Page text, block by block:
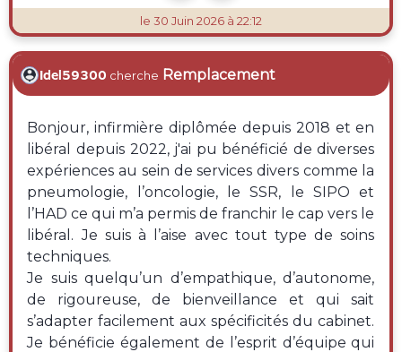
le 30 Juin 2026 à 22:12
Idel59300 cherche Remplacement
Bonjour, infirmière diplômée depuis 2018 et en
libéral depuis 2022, j'ai pu bénéficié de diverses
expériences au sein de services divers comme la
pneumologie, l’oncologie, le SSR, le SIPO et
l’HAD ce qui m’a permis de franchir le cap vers le
libéral. Je suis à l’aise avec tout type de soins
techniques.
Je suis quelqu’un d’empathique, d’autonome,
de rigoureuse, de bienveillance et qui sait
s’adapter facilement aux spécificités du cabinet.
Je bénéficie également de l’esprit d’équipe qui